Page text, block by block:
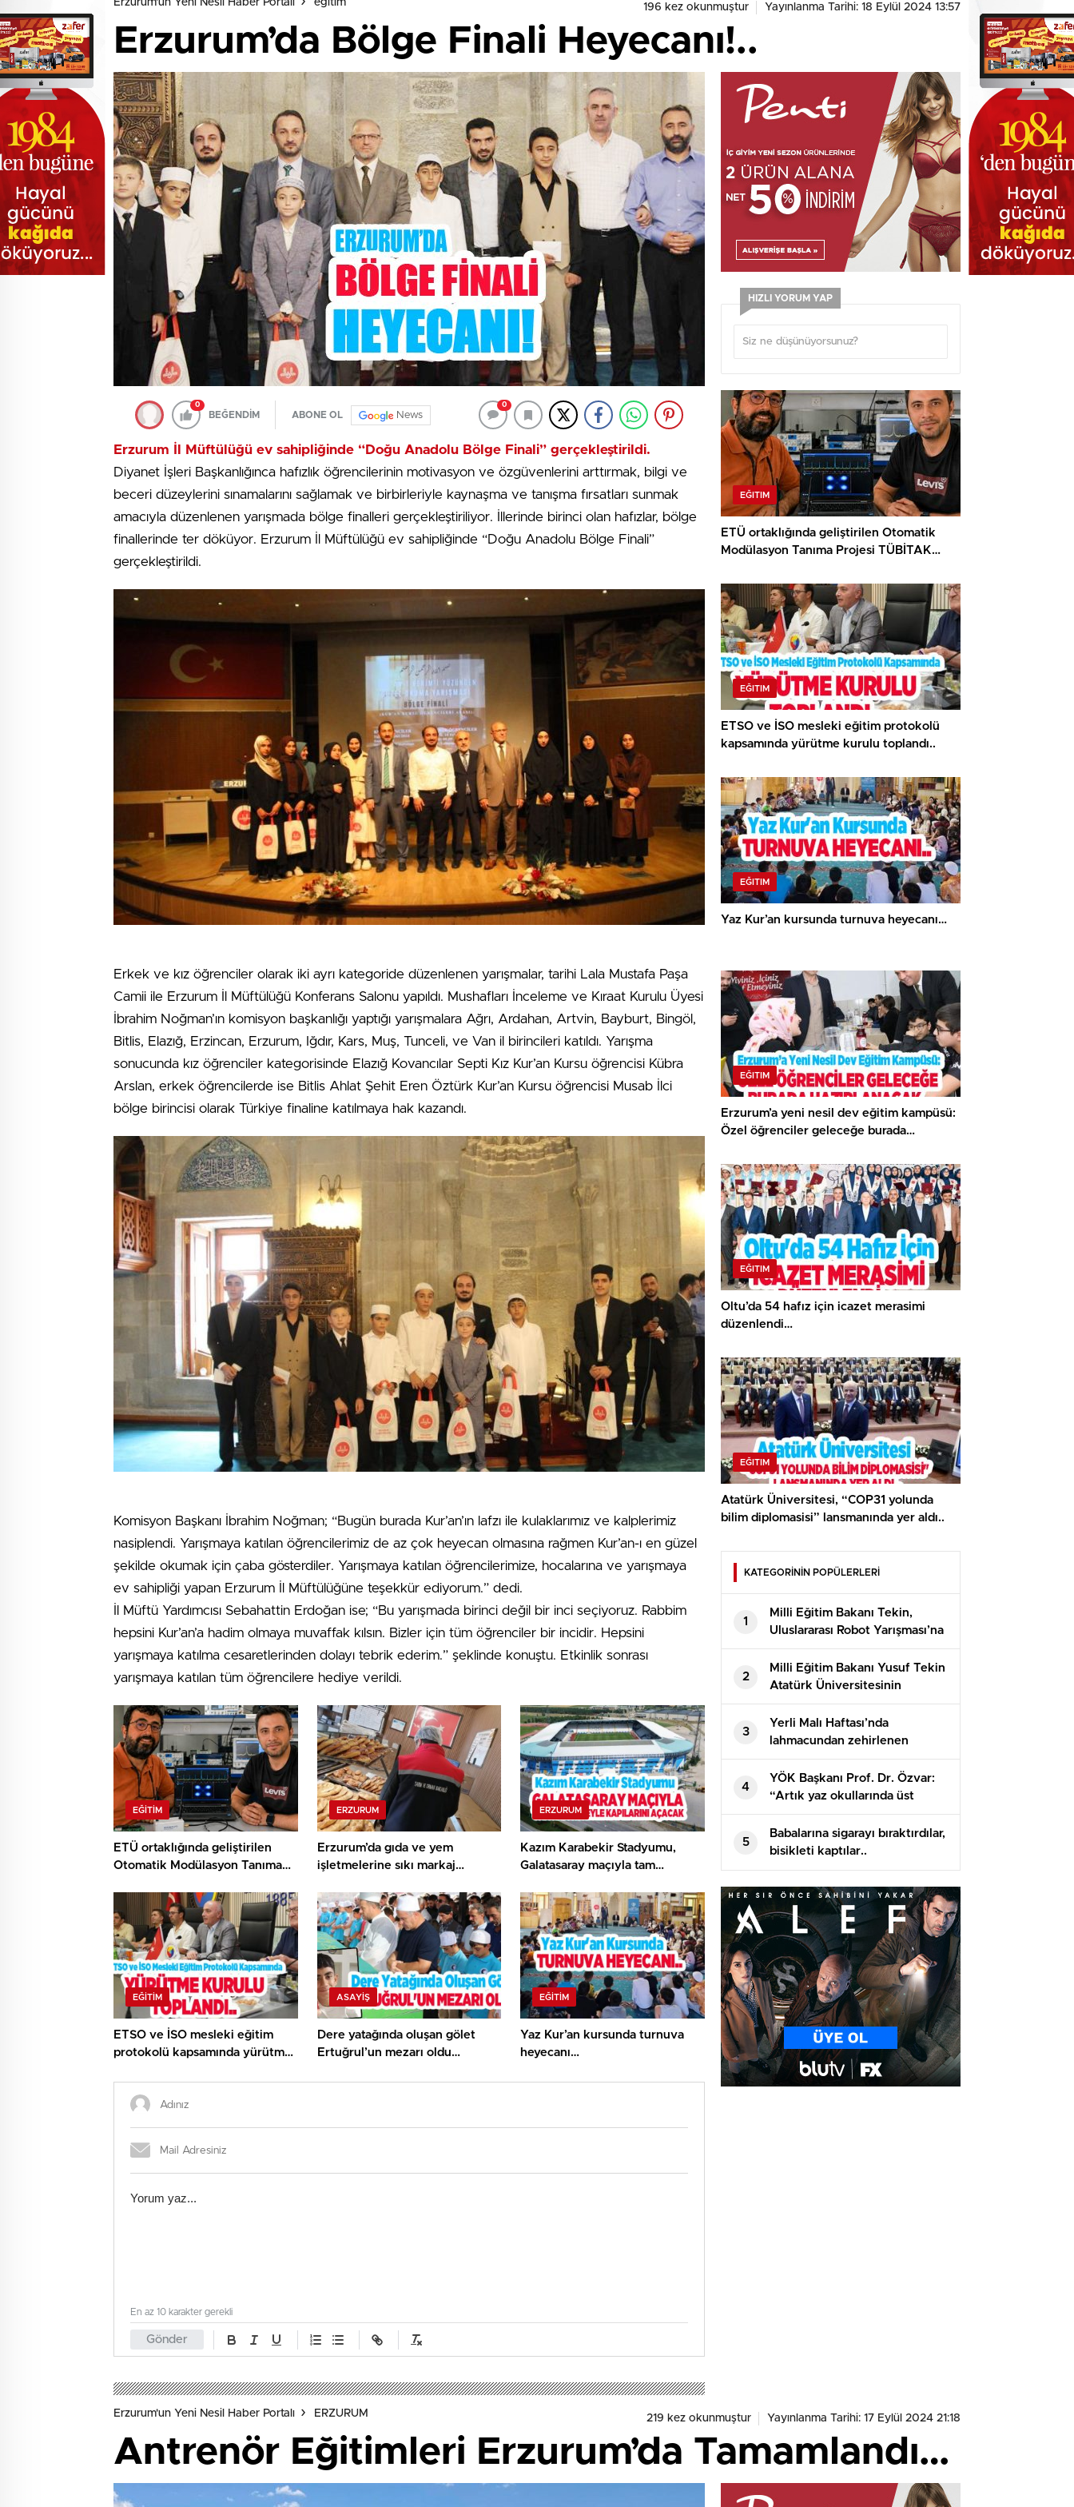
Erzurum'un Yeni Nesil Haber Portalı eğitim 196 kez okunmuştur Yayınlanma Tarihi: 18 Eylül 2024 13:57
Erzurum’da Bölge Finali Heyecanı!..
0
BEĞENDİM ABONE OL News
0
Erzurum İl Müftülüğü ev sahipliğinde “Doğu Anadolu Bölge Finali” gerçekleştirildi.
Diyanet İşleri Başkanlığınca hafızlık öğrencilerinin motivasyon ve özgüvenlerini arttırmak, bilgi ve
beceri düzeylerini sınamalarını sağlamak ve birbirleriyle kaynaşma ve tanışma fırsatları sunmak
amacıyla düzenlenen yarışmada bölge finalleri gerçekleştiriliyor. İllerinde birinci olan hafızlar, bölge
finallerinde ter döküyor. Erzurum İl Müftülüğü ev sahipliğinde “Doğu Anadolu Bölge Finali”
gerçekleştirildi.
Erkek ve kız öğrenciler olarak iki ayrı kategoride düzenlenen yarışmalar, tarihi Lala Mustafa Paşa
Camii ile Erzurum İl Müftülüğü Konferans Salonu yapıldı. Mushafları İnceleme ve Kıraat Kurulu Üyesi
İbrahim Noğman’ın komisyon başkanlığı yaptığı yarışmalara Ağrı, Ardahan, Artvin, Bayburt, Bingöl,
Bitlis, Elazığ, Erzincan, Erzurum, Iğdır, Kars, Muş, Tunceli, ve Van il birincileri katıldı. Yarışma
sonucunda kız öğrenciler kategorisinde Elazığ Kovancılar Septi Kız Kur’an Kursu öğrencisi Kübra
Arslan, erkek öğrencilerde ise Bitlis Ahlat Şehit Eren Öztürk Kur’an Kursu öğrencisi Musab İlci
bölge birincisi olarak Türkiye finaline katılmaya hak kazandı.
Komisyon Başkanı İbrahim Noğman; “Bugün burada Kur’an’ın lafzı ile kulaklarımız ve kalplerimiz
nasiplendi. Yarışmaya katılan öğrencilerimiz de az çok heyecan olmasına rağmen Kur’an-ı en güzel
şekilde okumak için çaba gösterdiler. Yarışmaya katılan öğrencilerimize, hocalarına ve yarışmaya
ev sahipliği yapan Erzurum İl Müftülüğüne teşekkür ediyorum.” dedi.
İl Müftü Yardımcısı Sebahattin Erdoğan ise; “Bu yarışmada birinci değil bir inci seçiyoruz. Rabbim
hepsini Kur’an’a hadim olmaya muvaffak kılsın. Bizler için tüm öğrenciler bir incidir. Hepsini
yarışmaya katılma cesaretlerinden dolayı tebrik ederim.” şeklinde konuştu. Etkinlik sonrası
yarışmaya katılan tüm öğrencilere hediye verildi.
EĞITIM
ETÜ ortaklığında geliştirilen
Otomatik Modülasyon Tanıma
ERZURUM
Erzurum’da gıda ve yem
işletmelerine sıkı markaj…
ERZURUM
Kazım Karabekir Stadyumu,
Galatasaray maçıyla tam
EĞITIM
ETSO ve İSO mesleki eğitim
protokolü kapsamında yürütme
ASAYİŞ
Dere yatağında oluşan gölet
Ertuğrul’un mezarı oldu…
EĞITIM
Yaz Kur’an kursunda turnuva
heyecanı…
Gönder
En az 10 karakter gerekli
HIZLI YORUM YAP
EĞITIM
ETÜ ortaklığında geliştirilen Otomatik
Modülasyon Tanıma Projesi TÜBİTAK
EĞITIM
ETSO ve İSO mesleki eğitim protokolü
kapsamında yürütme kurulu toplandı..
EĞITIM
Yaz Kur’an kursunda turnuva heyecanı…
EĞITIM
Erzurum’a yeni nesil dev eğitim kampüsü:
Özel öğrenciler geleceğe burada
EĞITIM
Oltu’da 54 hafız için icazet merasimi
düzenlendi…
EĞITIM
Atatürk Üniversitesi, “COP31 yolunda
bilim diplomasisi” lansmanında yer aldı..
KATEGORİNİN POPÜLERLERİ
1
Milli Eğitim Bakanı Tekin,
Uluslararası Robot Yarışması’na
katılan öğrencilerle bir araya
geldi
2
Milli Eğitim Bakanı Yusuf Tekin
Atatürk Üniversitesinin
akademik yılı açılış töreninde
konuştu
3
Yerli Malı Haftası’nda
lahmacundan zehirlenen
öğrenciler hastaneye kaldırıldı!
4
YÖK Başkanı Prof. Dr. Özvar:
“Artık yaz okullarında üst
sınıflardan da ders alınabilmeli”
5
Babalarına sigarayı bıraktırdılar,
bisikleti kaptılar..
Erzurum'un Yeni Nesil Haber Portalı ERZURUM 219 kez okunmuştur Yayınlanma Tarihi: 17 Eylül 2024 21:18
Antrenör Eğitimleri Erzurum’da Tamamlandı…